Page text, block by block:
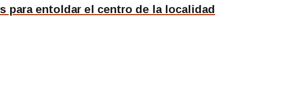
para entoldar el centro de la localidad